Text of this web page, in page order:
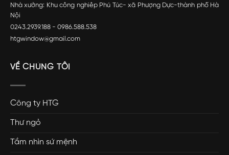
Nhà xưởng: Khu công nghiêp Phú Túc- xã Phượng Dực-thành phố Hà
Nội
0243.2939.188 - 0986.588.538
htgwindow@gmail.com
VỀ CHÚNG TÔI
Công ty HTG
Thư ngỏ
Tầm nhìn sứ mệnh